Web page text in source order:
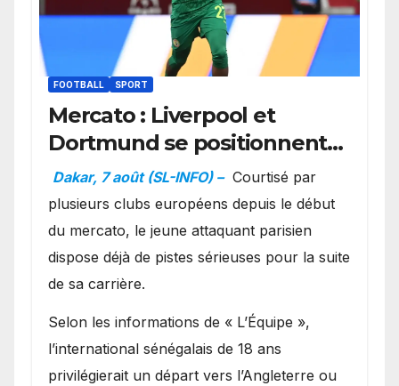
FOOTBALL SPORT
Mercato : Liverpool et
Dortmund se positionnent
en favoris pour recruter
Ibrahim Mbaye
Dakar, 7 août (SL-INFO) – Courtisé par
plusieurs clubs européens depuis le début
du mercato, le jeune attaquant parisien
dispose déjà de pistes sérieuses pour la suite
de sa carrière.
Selon les informations de « L’Équipe »,
l’international sénégalais de 18 ans
privilégierait un départ vers l’Angleterre ou